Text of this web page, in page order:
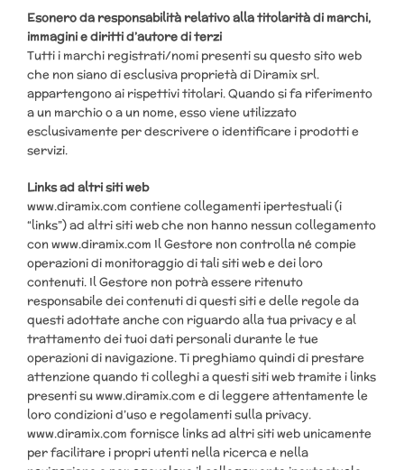
Esonero da responsabilità relativo alla titolarità di marchi,
immagini e diritti d’autore di terzi
Tutti i marchi registrati/nomi presenti su questo sito web
che non siano di esclusiva proprietà di Diramix srl.
appartengono ai rispettivi titolari. Quando si fa riferimento
a un marchio o a un nome, esso viene utilizzato
esclusivamente per descrivere o identificare i prodotti e
servizi.
Links ad altri siti web
www.diramix.com contiene collegamenti ipertestuali (i
“links”) ad altri siti web che non hanno nessun collegamento
con www.diramix.com Il Gestore non controlla né compie
operazioni di monitoraggio di tali siti web e dei loro
contenuti. Il Gestore non potrà essere ritenuto
responsabile dei contenuti di questi siti e delle regole da
questi adottate anche con riguardo alla tua privacy e al
trattamento dei tuoi dati personali durante le tue
operazioni di navigazione. Ti preghiamo quindi di prestare
attenzione quando ti colleghi a questi siti web tramite i links
presenti su www.diramix.com e di leggere attentamente le
loro condizioni d’uso e regolamenti sulla privacy.
www.diramix.com fornisce links ad altri siti web unicamente
per facilitare i propri utenti nella ricerca e nella